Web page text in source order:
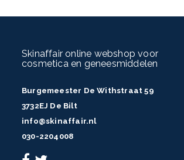
Skinaffair online webshop voor
cosmetica en geneesmiddelen
Burgemeester De Withstraat 59
3732EJ De Bilt
info@skinaffair.nl
030-2204008